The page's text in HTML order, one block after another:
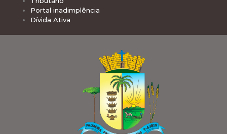
Portal inadimplência
Dívida Ativa